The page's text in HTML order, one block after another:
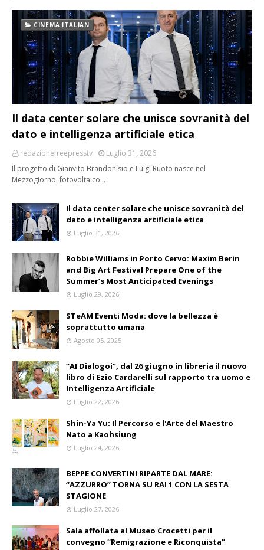
CINEMA ITALIAN
Il data center solare che unisce sovranità del
dato e intelligenza artificiale etica
redazionefreepresstv
Luglio 31, 2026
Il progetto di Gianvito Brandonisio e Luigi Ruoto nasce nel
Mezzogiorno: fotovoltaico…
Il data center solare che unisce sovranità del
dato e intelligenza artificiale etica
Luglio 31, 2026
Robbie Williams in Porto Cervo: Maxim Berin
and Big Art Festival Prepare One of the
Summer’s Most Anticipated Evenings
Luglio 29, 2026
STeAM Eventi Moda: dove la bellezza è
soprattutto umana
Agosto 05, 2025
“AI Dialogoi”, dal 26 giugno in libreria il nuovo
libro di Ezio Cardarelli sul rapporto tra uomo e
Intelligenza Artificiale
Luglio 22, 2026
Shin-Ya Yu: Il Percorso e l'Arte del Maestro
Nato a Kaohsiung
Luglio 24, 2026
BEPPE CONVERTINI RIPARTE DAL MARE:
“AZZURRO” TORNA SU RAI 1 CON LA SESTA
STAGIONE
Luglio 27, 2026
Sala affollata al Museo Crocetti per il
convegno “Remigrazione e Riconquista”